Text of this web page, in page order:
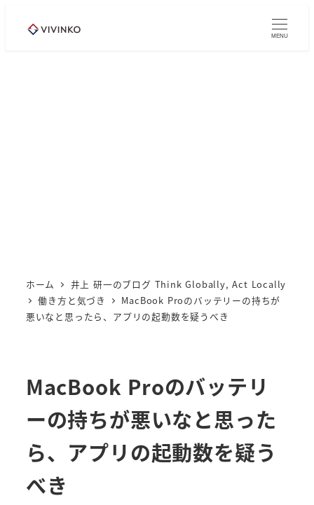
MENU
ホーム
井上 研一のブログ Think Globally, Act Locally
働き方と気づき
MacBook Proのバッテリーの持ちが
悪いなと思ったら、アプリの起動数を疑うべき
MacBook Proのバッテリ
ーの持ちが悪いなと思った
ら、アプリの起動数を疑う
べき